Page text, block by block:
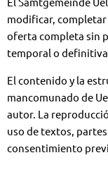
modificar,
oferta completa sin
temporal o
El contenido y la
mancomunado de
autor. La
uso de textos,
consentimiento